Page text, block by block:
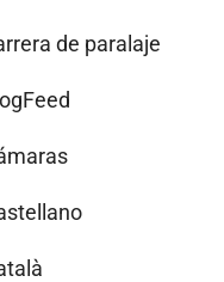
de paralaje